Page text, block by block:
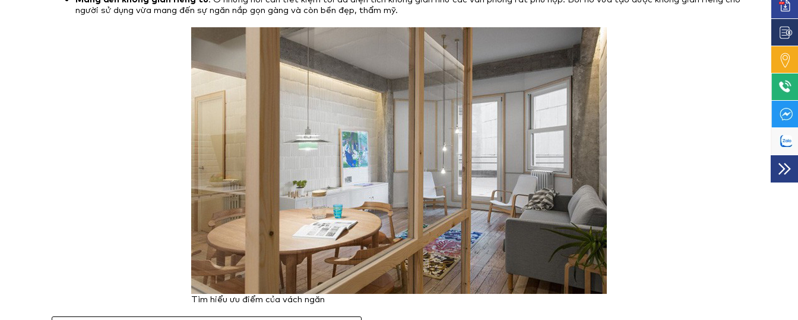
người sử dụng vừa mang đến sự ngăn nắp gọn gàng và còn bền đẹp, thẩm mỹ.
Tìm hiểu ưu điểm của vách ngăn